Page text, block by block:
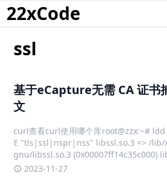
22xCode
ssl
基于eCapture无需 CA 证书
文
curl查看curl使用哪个库root@zzx:~#
E "tls|ssl|nspr|nss" libssl.so.3 => /lib/
gnu/libssl.so.3 (0x00007ff14c35c000)
2023-11-27